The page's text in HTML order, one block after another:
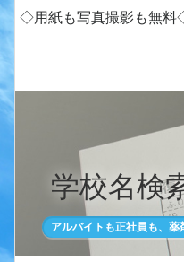
◇用紙も写真撮影も無
学校名検
アルバイトも正社員も、